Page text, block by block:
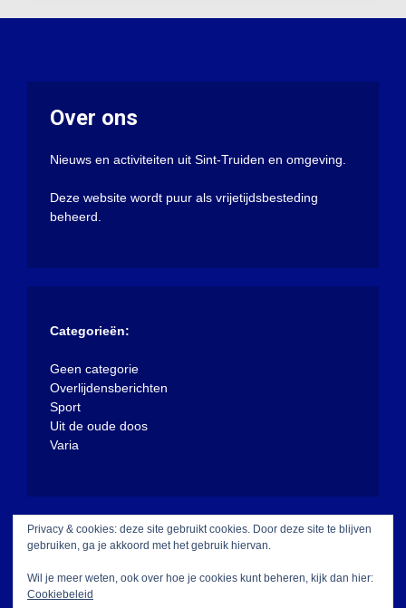
Over ons
Nieuws en activiteiten uit Sint-Truiden en omgeving.
Deze website wordt puur als vrijetijdsbesteding
beheerd.
Categorieën:
Geen categorie
Overlijdensberichten
Sport
Uit de oude doos
Varia
Privacy & cookies: deze site gebruikt cookies. Door deze site te blijven
gebruiken, ga je akkoord met het gebruik hiervan.
Wil je meer weten, ook over hoe je cookies kunt beheren, kijk dan hier:
Cookiebeleid